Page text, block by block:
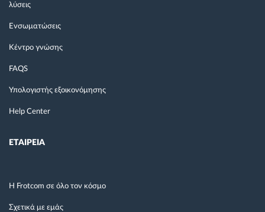
λύσεις
Ενσωματώσεις
Κέντρο γνώσης
FAQS
Υπολογιστής εξοικονόμησης
Help Center
ΕΤΑΙΡΕΙΑ
Η Frotcom σε όλο τον κόσμο
Σχετικά με εμάς